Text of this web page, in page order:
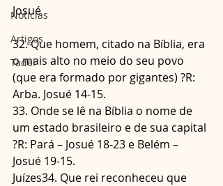
Noticias
Artigos
Tadel
Josué
32. Que homem, citado na Bíblia, era
o mais alto no meio do seu povo
(que era formado por gigantes) ?R:
Arba. Josué 14-15.
33. Onde se lê na Bíblia o nome de
um estado brasileiro e de sua capital
?R: Pará – Josué 18-23 e Belém –
Josué 19-15.
Juízes34. Que rei reconheceu que